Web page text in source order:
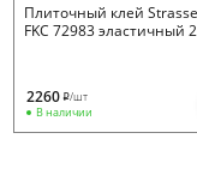
Плиточный клей
FKC 72983 эластичный
2260 i/шт
В наличии